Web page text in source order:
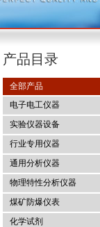
麦科仪（北京）科技有限公司
产品目录
全部产品
电子电工仪器
实验仪器设备
行业专用仪器
通用分析仪器
物理特性分析仪器
煤矿防爆仪表
化学试剂